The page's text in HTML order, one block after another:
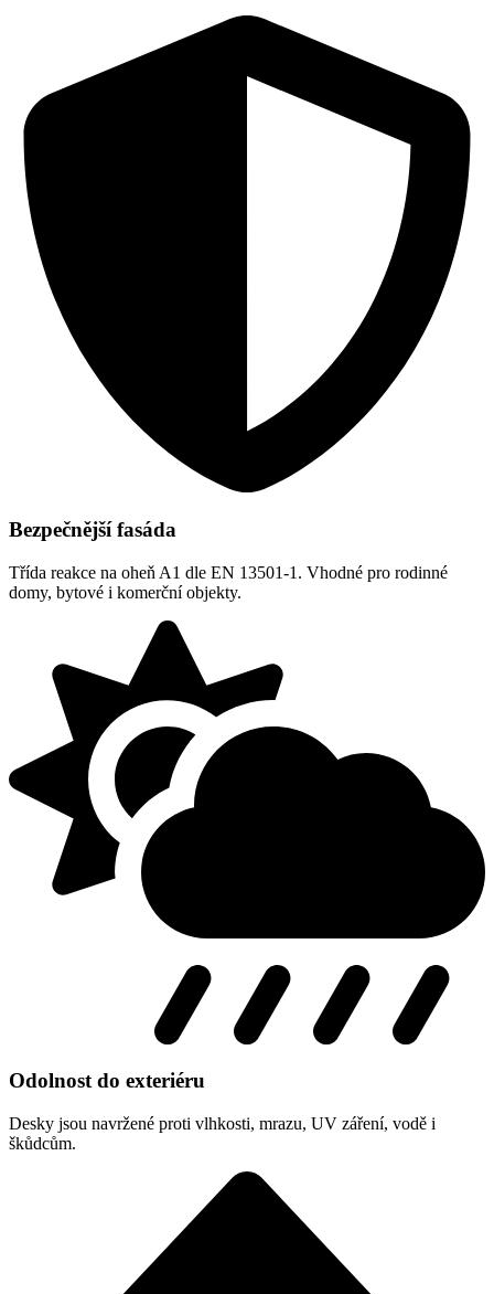
Bezpečnější fasáda
Třída reakce na oheň A1 dle EN 13501-1. Vhodné pro rodinné
domy, bytové i komerční objekty.
Odolnost do exteriéru
Desky jsou navržené proti vlhkosti, mrazu, UV záření, vodě i
škůdcům.